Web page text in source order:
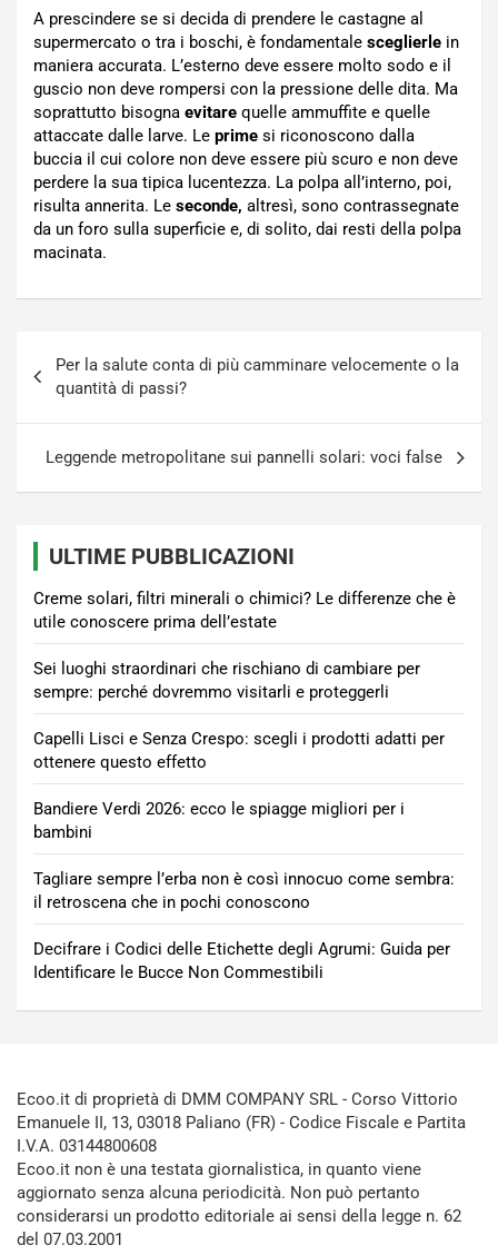
A prescindere se si decida di prendere le castagne al
supermercato o tra i boschi, è fondamentale sceglierle in
maniera accurata. L’esterno deve essere molto sodo e il
guscio non deve rompersi con la pressione delle dita. Ma
soprattutto bisogna evitare quelle ammuffite e quelle
attaccate dalle larve. Le prime si riconoscono dalla
buccia il cui colore non deve essere più scuro e non deve
perdere la sua tipica lucentezza. La polpa all’interno, poi,
risulta annerita. Le seconde, altresì, sono contrassegnate
da un foro sulla superficie e, di solito, dai resti della polpa
macinata.
articoli
Per la salute conta di più camminare velocemente o la
quantità di passi?
Leggende metropolitane sui pannelli solari: voci false
ULTIME PUBBLICAZIONI
Creme solari, filtri minerali o chimici? Le differenze che è
utile conoscere prima dell’estate
Sei luoghi straordinari che rischiano di cambiare per
sempre: perché dovremmo visitarli e proteggerli
Capelli Lisci e Senza Crespo: scegli i prodotti adatti per
ottenere questo effetto
Bandiere Verdi 2026: ecco le spiagge migliori per i
bambini
Tagliare sempre l’erba non è così innocuo come sembra:
il retroscena che in pochi conoscono
Decifrare i Codici delle Etichette degli Agrumi: Guida per
Identificare le Bucce Non Commestibili
Ecoo.it di proprietà di DMM COMPANY SRL - Corso Vittorio
Emanuele II, 13, 03018 Paliano (FR) - Codice Fiscale e Partita
I.V.A. 03144800608
Ecoo.it non è una testata giornalistica, in quanto viene
aggiornato senza alcuna periodicità. Non può pertanto
considerarsi un prodotto editoriale ai sensi della legge n. 62
del 07.03.2001